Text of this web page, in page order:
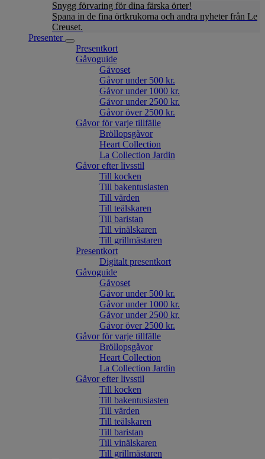
Snygg förvaring för dina färska örter!
Spana in de fina örtkrukorna och andra nyheter från Le
Creuset.
Presenter
Presentkort
Gåvoguide
Gåvoset
Gåvor under 500 kr.
Gåvor under 1000 kr.
Gåvor under 2500 kr.
Gåvor över 2500 kr.
Gåvor för varje tillfälle
Bröllopsgåvor
Heart Collection
La Collection Jardin
Gåvor efter livsstil
Till kocken
Till bakentusiasten
Till värden
Till teälskaren
Till baristan
Till vinälskaren
Till grillmästaren
Presentkort
Digitalt presentkort
Gåvoguide
Gåvoset
Gåvor under 500 kr.
Gåvor under 1000 kr.
Gåvor under 2500 kr.
Gåvor över 2500 kr.
Gåvor för varje tillfälle
Bröllopsgåvor
Heart Collection
La Collection Jardin
Gåvor efter livsstil
Till kocken
Till bakentusiasten
Till värden
Till teälskaren
Till baristan
Till vinälskaren
Till grillmästaren